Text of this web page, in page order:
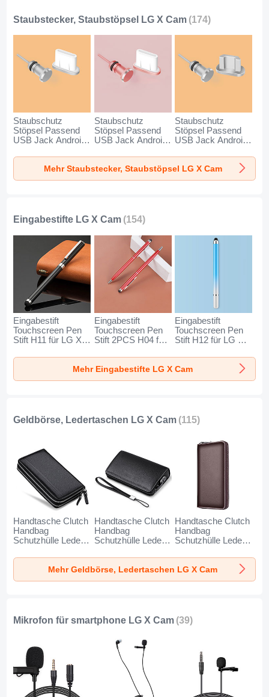
Staubstecker, Staubstöpsel LG X Cam (174)
Staubschutz
Stöpsel Passend
USB Jack Android
für LG X Cam
Staubschutz
Stöpsel Passend
USB Jack Android
für LG X Cam
Rosegold
Staubschutz
Stöpsel Passend
USB Jack Android
LG X Cam Silber
Mehr Staubstecker, Staubstöpsel LG X Cam
Eingabestifte LG X Cam (154)
Eingabestift
Touchscreen Pen
Stift H11 für LG X
Eingabestift
Touchscreen Pen
Stift 2PCS H04 für
Eingabestift
Touchscreen Pen
Stift H12 für LG X
Mehr Eingabestifte LG X Cam
Geldbörse, Ledertaschen LG X Cam (115)
Handtasche Clutch
Handbag
Schutzhülle Leder
LG X Cam
Handtasche Clutch
Handbag
Schutzhülle Leder
LG X Cam
Schwarz
Handtasche Clutch
Handbag
Schutzhülle Leder
LG X Cam Braun
Mehr Geldbörse, Ledertaschen LG X Cam
Mikrofon für smartphone LG X Cam (39)